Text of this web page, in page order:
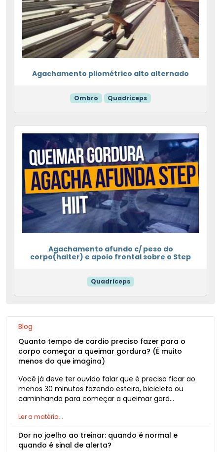
Agachamento pliométrico alto alternado
Ombro Quadríceps
Agachamento afundo c/ peso do
corpo(halter) e apoio frontal sobre o Step
Quadríceps
Blog
Quanto tempo de cardio preciso fazer para o
corpo começar a queimar gordura? (É muito
menos do que imagina)
Você já deve ter ouvido falar que é preciso ficar ao
menos 30 minutos fazendo esteira, bicicleta ou
caminhando para começar a queimar gord…
Ler a matéria...
Dor no joelho ao treinar: quando é normal e
quando é sinal de alerta?